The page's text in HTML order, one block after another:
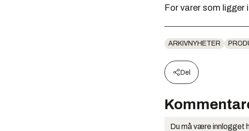
For varer som ligger
ARKIVNYHETER
Del
Du må være innlogget